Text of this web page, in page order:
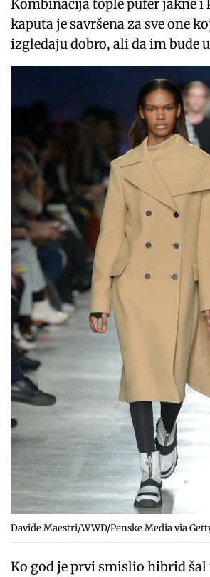
Kombinacija tople pufer jakne i
kaputa je savršena za sve one
izgledaju dobro, ali da im bude
Davide Maestri/WWD/Penske Media via
Ko god je prvi smislio hibrid šal